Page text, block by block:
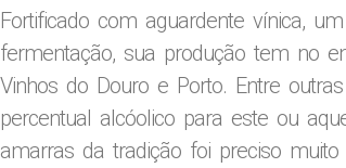
Fortificado com aguardente vínica,
fermentação, sua produção tem no
Vinhos do Douro e Porto. Entre
percentual alcóolico para este ou
amarras da tradição foi preciso